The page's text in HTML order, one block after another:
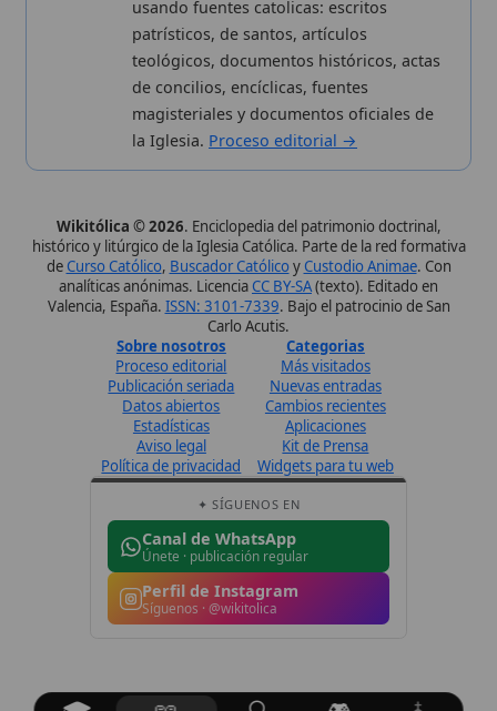
Sobre nosotros
Proceso editorial
Publicación seriada
Datos abiertos
Estadísticas
Aviso legal
Política de privacidad
Categorias
Más visitados
Nuevas entradas
Cambios recientes
Aplicaciones
Kit de Prensa
Widgets para tu web
Perfil de Instagram
Síguenos · @wikitolica